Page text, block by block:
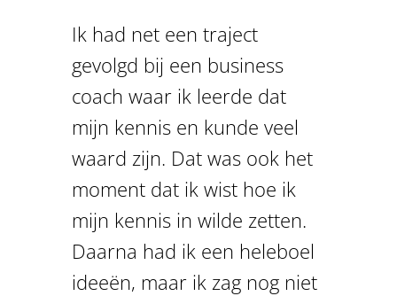
Ik had net een traject
gevolgd bij een business
coach waar ik leerde dat
mijn kennis en kunde veel
waard zijn. Dat was ook het
moment dat ik wist hoe ik
mijn kennis in wilde zetten.
Daarna had ik een heleboel
ideeën, maar ik zag nog niet